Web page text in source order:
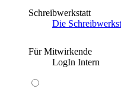
Schreibwerkstatt
Die
Für Mitwirkende
LogIn Intern